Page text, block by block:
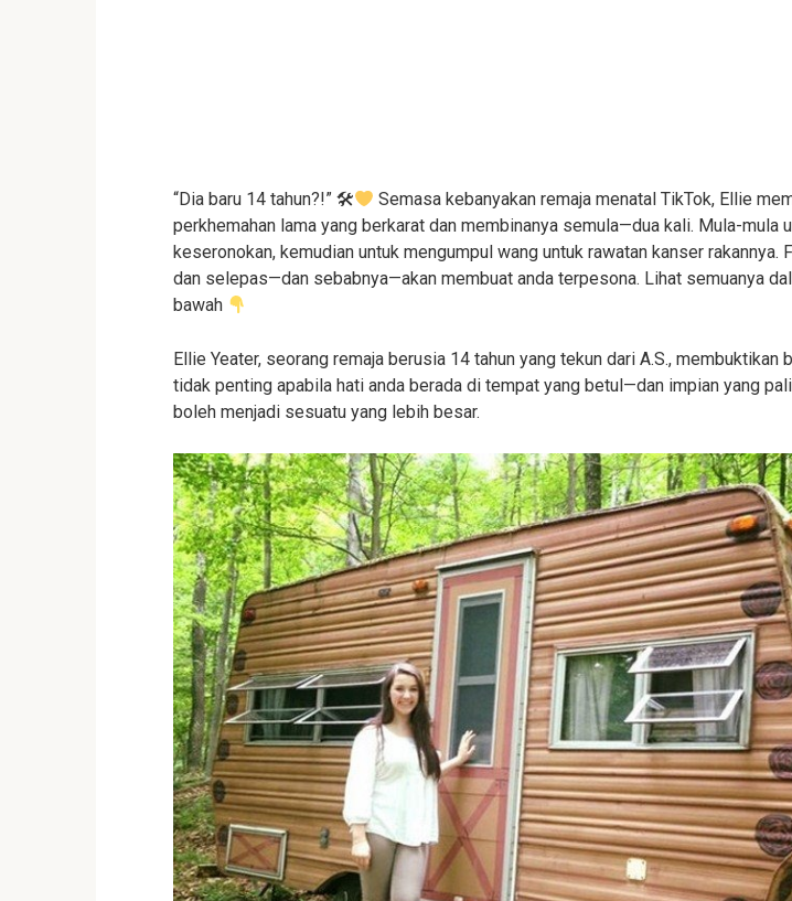
“Dia baru 14 tahun?!” 🛠
Semasa kebanyakan remaja menatal TikTok, Ellie
perkhemahan lama yang berkarat dan membinanya semula—dua kali. Mula-mula
keseronokan, kemudian untuk mengumpul wang untuk rawatan kanser rakannya.
dan selepas—dan sebabnya—akan membuat anda terpesona. Lihat semuanya
bawah
Ellie Yeater, seorang remaja berusia 14 tahun yang tekun dari A.S., membuktikan
tidak penting apabila hati anda berada di tempat yang betul—dan impian yang
boleh menjadi sesuatu yang lebih besar.